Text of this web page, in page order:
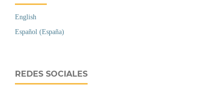
English
Español (España)
REDES SOCIALES